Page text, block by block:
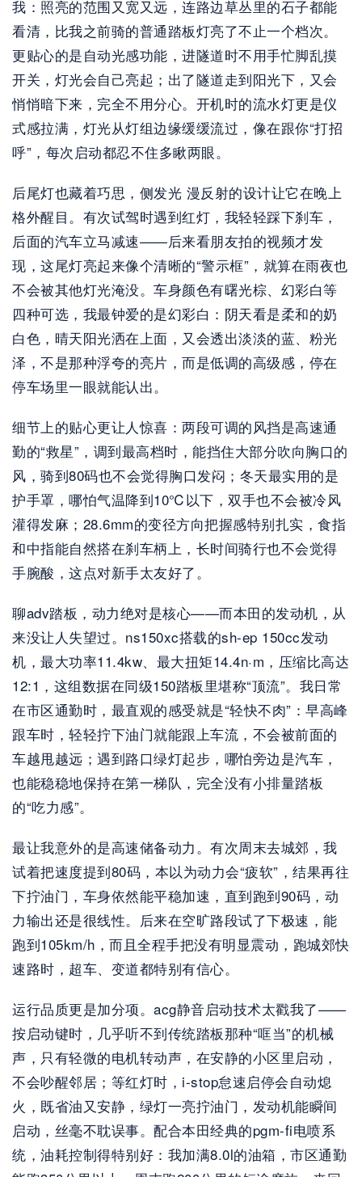
我：照亮的范围又宽又远，连路边草丛里的石子都能
看清，比我之前骑的普通踏板灯亮了不止一个档次。
更贴心的是自动光感功能，进隧道时不用手忙脚乱摸
开关，灯光会自己亮起；出了隧道走到阳光下，又会
悄悄暗下来，完全不用分心。开机时的流水灯更是仪
式感拉满，灯光从灯组边缘缓缓流过，像在跟你“打招
呼”，每次启动都忍不住多瞅两眼。
后尾灯也藏着巧思，侧发光 漫反射的设计让它在晚上
格外醒目。有次试驾时遇到红灯，我轻轻踩下刹车，
后面的汽车立马减速——后来看朋友拍的视频才发
现，这尾灯亮起来像个清晰的“警示框”，就算在雨夜也
不会被其他灯光淹没。车身颜色有曙光棕、幻彩白等
四种可选，我最钟爱的是幻彩白：阴天看是柔和的奶
白色，晴天阳光洒在上面，又会透出淡淡的蓝、粉光
泽，不是那种浮夸的亮片，而是低调的高级感，停在
停车场里一眼就能认出。
细节上的贴心更让人惊喜：两段可调的风挡是高速通
勤的“救星”，调到最高档时，能挡住大部分吹向胸口的
风，骑到80码也不会觉得胸口发闷；冬天最实用的是
护手罩，哪怕气温降到10℃以下，双手也不会被冷风
灌得发麻；28.6mm的变径方向把握感特别扎实，食指
和中指能自然搭在刹车柄上，长时间骑行也不会觉得
手腕酸，这点对新手太友好了。
聊adv踏板，动力绝对是核心——而本田的发动机，从
来没让人失望过。ns150xc搭载的sh-ep 150cc发动
机，最大功率11.4kw、最大扭矩14.4n·m，压缩比高达
12:1，这组数据在同级150踏板里堪称“顶流”。我日常
在市区通勤时，最直观的感受就是“轻快不肉”：早高峰
跟车时，轻轻拧下油门就能跟上车流，不会被前面的
车越甩越远；遇到路口绿灯起步，哪怕旁边是汽车，
也能稳稳地保持在第一梯队，完全没有小排量踏板
的“吃力感”。
最让我意外的是高速储备动力。有次周末去城郊，我
试着把速度提到80码，本以为动力会“疲软”，结果再往
下拧油门，车身依然能平稳加速，直到跑到90码，动
力输出还是很线性。后来在空旷路段试了下极速，能
跑到105km/h，而且全程手把没有明显震动，跑城郊快
速路时，超车、变道都特别有信心。
运行品质更是加分项。acg静音启动技术太戳我了——
按启动键时，几乎听不到传统踏板那种“哐当”的机械
声，只有轻微的电机转动声，在安静的小区里启动，
不会吵醒邻居；等红灯时，i-stop怠速启停会自动熄
火，既省油又安静，绿灯一亮拧油门，发动机能瞬间
启动，丝毫不耽误事。配合本田经典的pgm-fi电喷系
统，油耗控制得特别好：我加满8.0l的油箱，市区通勤